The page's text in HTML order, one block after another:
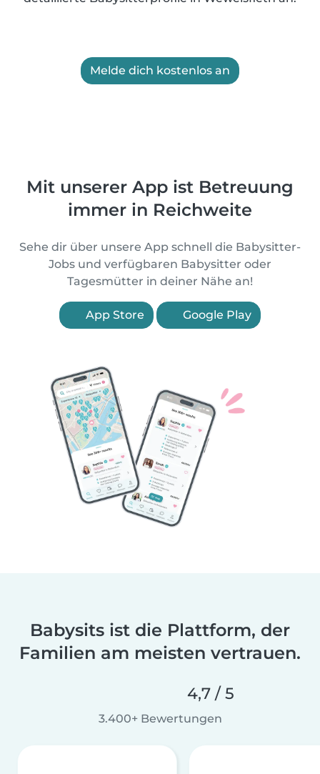
Melde dich kostenlos an
Mit unserer App ist Betreuung
immer in Reichweite
Sehe dir über unsere App schnell die Babysitter-
Jobs und verfügbaren Babysitter oder
Tagesmütter in deiner Nähe an!
App Store Google Play
Babysits ist die Plattform, der
Familien am meisten vertrauen.
4,7 / 5
3.400+ Bewertungen